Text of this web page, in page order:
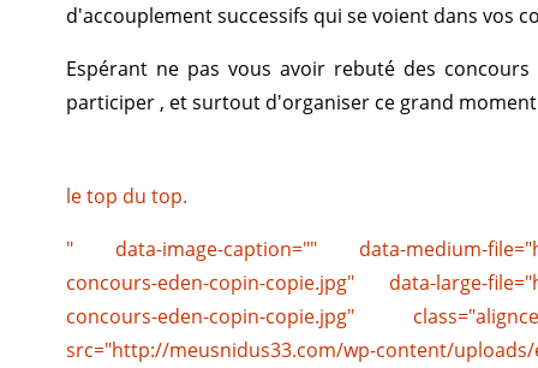
d'accouplement successifs qui se voient dans vos
Espérant ne pas vous avoir rebuté des
participer , et surtout d'organiser ce grand
le top du top.
" data-image-caption="" data-medium-
concours-eden-copin-copie.jpg" data-large-
concours-eden-copin-copie.jpg"
src="http://meusnidus33.com/wp-content/